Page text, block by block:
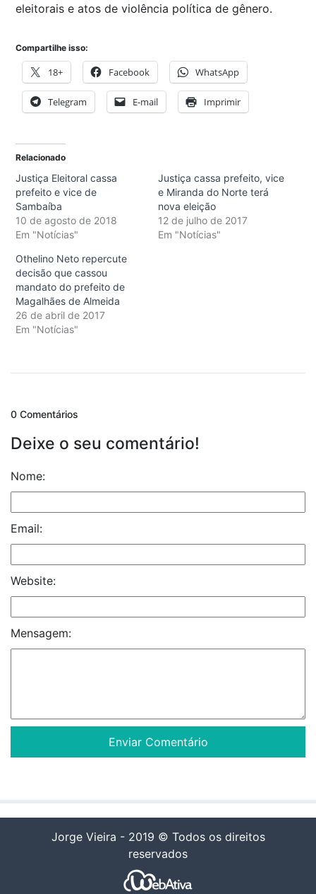
eleitorais e atos de violência política de gênero.
Compartilhe isso:
18+ Facebook WhatsApp
Telegram E-mail Imprimir
Relacionado
Justiça Eleitoral cassa
prefeito e vice de
Sambaíba
10 de agosto de 2018
Em "Notícias"
Justiça cassa prefeito, vice
e Miranda do Norte terá
nova eleição
12 de julho de 2017
Em "Notícias"
Othelino Neto repercute
decisão que cassou
mandato do prefeito de
Magalhães de Almeida
26 de abril de 2017
Em "Notícias"
0 Comentários
Deixe o seu comentário!
Nome:
Email:
Website:
Mensagem:
Jorge Vieira - 2019 © Todos os direitos
reservados